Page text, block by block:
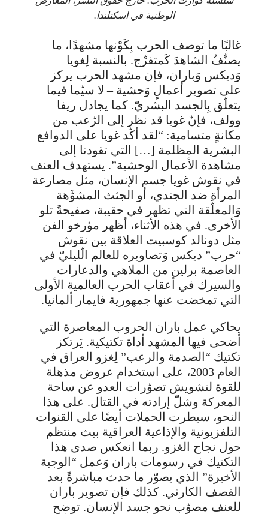
الوطنية في اسكتلندا.
غالبًا ما توصف الحرب بِكَوْنها مشهدًا، ما
يصنِّفُ الشاهدَ كَمتفرِّج. بالنسبة لِغويا
وَديكس وَباران، فإن مشهد الحرب يركز
على تصوير أعمالٍ وَحشية – لا سيّما فيما
يتعلّق بِالجسد البشريّ. كما يجادل ريفا
وولف، فإنّ غويا قد نظر إلى الرّعب من
مكانةٍ متسامية: “لقد أكّد غويا على الدوافع
البشرية المظلمة […] التي تقودنا إلى
مشاهدة الأعمال الوحشية”. يستهدف العنف
في نقوش غويا جسم الإنسان، مثل مصارعة
المرأة ضد الجندي، أو الجثث المشوَّهة
وَالمعلَّقة التي تظهر في حقيبة، صفيحةً تلو
الأخرى. في هذه الأثناء، أظهر مؤرخو الفن
مثل دونالد كوسبيت العلاقة بين نقوش
“حرب” ديكس وَتصاويره للعالم الّليليّ في
العاصمة برلين من الملاهي والدعارات
والسيرك في أعقاب الحرب العالمية الأولى
التي تمخضت عنها جمهورية فايمار ألمانيا.
يحاكي عمل باران الحروب المعاصرة التي
أضحى فيها المشهد أداة تكتيكية. يَرتكز
تكتيك “الصدمة والرعب” لِغزو العراق في
العام 2003، على استخدام عروض مذهلة
للقوة لتشويش تصوّرات العدو عن ساحة
المعركة وشلّ إرادته في القتال. على هذا
النحو، سيطرت الحملات أيضًا على القنوات
التلفزيونية والإذاعية العراقية ببث منتظم
حول نجاح الغزو. ربما انعكس صدى هذا
التكتيك في رسومات باران وَعمل “الوجبة
الأخيرة” الذي يصوّر ما حدث مباشرةً بعد
القصف الكارثي. كذلك فإن تصوير باران
للعنف مصوّب نحو جسد الإنسان. توضح